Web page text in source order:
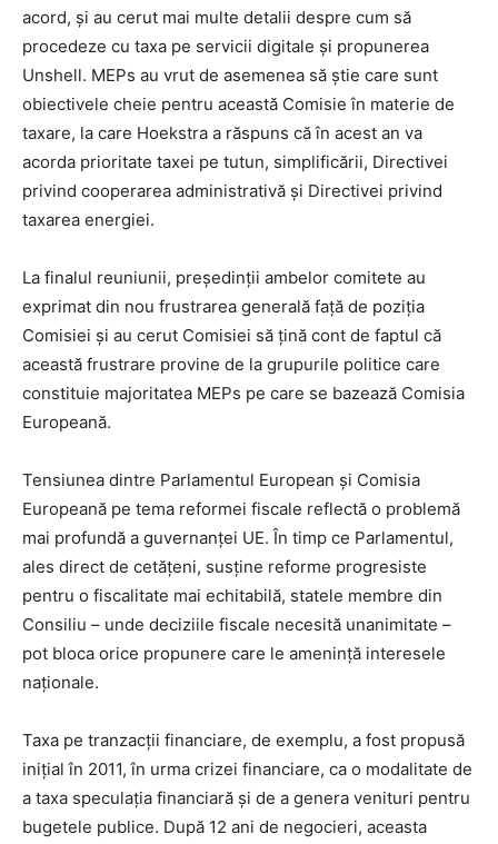
acord, și au cerut mai multe detalii despre cum să
procedeze cu taxa pe servicii digitale și propunerea
Unshell. MEPs au vrut de asemenea să știe care sunt
obiectivele cheie pentru această Comisie în materie de
taxare, la care Hoekstra a răspuns că în acest an va
acorda prioritate taxei pe tutun, simplificării, Directivei
privind cooperarea administrativă și Directivei privind
taxarea energiei.
La finalul reuniunii, președinții ambelor comitete au
exprimat din nou frustrarea generală față de poziția
Comisiei și au cerut Comisiei să țină cont de faptul că
această frustrare provine de la grupurile politice care
constituie majoritatea MEPs pe care se bazează Comisia
Europeană.
Tensiunea dintre Parlamentul European și Comisia
Europeană pe tema reformei fiscale reflectă o problemă
mai profundă a guvernanței UE. În timp ce Parlamentul,
ales direct de cetățeni, susține reforme progresiste
pentru o fiscalitate mai echitabilă, statele membre din
Consiliu – unde deciziile fiscale necesită unanimitate –
pot bloca orice propunere care le amenință interesele
naționale.
Taxa pe tranzacții financiare, de exemplu, a fost propusă
inițial în 2011, în urma crizei financiare, ca o modalitate de
a taxa speculația financiară și de a genera venituri pentru
bugetele publice. După 12 ani de negocieri, aceasta